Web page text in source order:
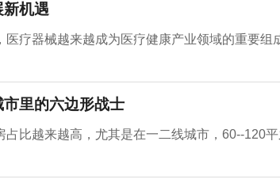
机遇
疗器械越来越成为医疗健康产业领域的重要组
里的六边形战士
比越来越高，尤其是在一二线城市，60--120